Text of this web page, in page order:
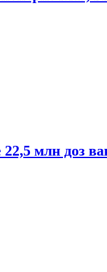
22,5 млн доз